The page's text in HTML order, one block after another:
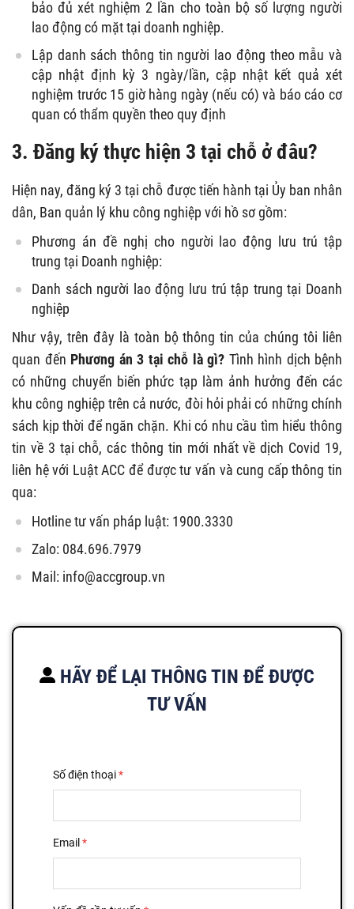
bảo đủ xét nghiệm 2 lần cho toàn bộ số lượng người
lao động có mặt tại doanh nghiệp.
Lập danh sách thông tin người lao động theo mẫu và
cập nhật định kỳ 3 ngày/lần, cập nhật kết quả xét
nghiệm trước 15 giờ hàng ngày (nếu có) và báo cáo cơ
quan có thẩm quyền theo quy định
3. Đăng ký thực hiện 3 tại chỗ ở đâu?
Hiện nay, đăng ký 3 tại chỗ được tiến hành tại Ủy ban nhân
dân, Ban quản lý khu công nghiệp với hồ sơ gồm:
Phương án đề nghị cho người lao động lưu trú tập
trung tại Doanh nghiệp:
Danh sách người lao động lưu trú tập trung tại Doanh
nghiệp
Như vậy, trên đây là toàn bộ thông tin của chúng tôi liên
quan đến Phương án 3 tại chỗ là gì? Tình hình dịch bệnh
có những chuyển biến phức tạp làm ảnh hưởng đến các
khu công nghiệp trên cả nước, đòi hỏi phải có những chính
sách kịp thời để ngăn chặn. Khi có nhu cầu tìm hiểu thông
tin về 3 tại chỗ, các thông tin mới nhất về dịch Covid 19,
liên hệ với Luật ACC để được tư vấn và cung cấp thông tin
qua:
Hotline tư vấn pháp luật: 1900.3330
Zalo: 084.696.7979
Mail: info@accgroup.vn
HÃY ĐỂ LẠI THÔNG TIN ĐỂ ĐƯỢC
TƯ VẤN